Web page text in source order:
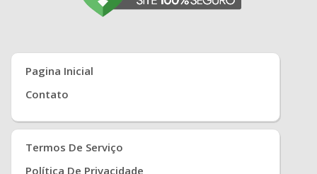
Pagina Inicial
Contato
Termos De Serviço
Política De Privacidade